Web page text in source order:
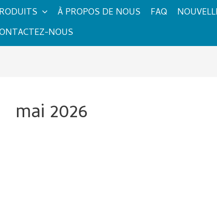
À PROPOS DE NOUS FAQ
NOUS
mai 2026